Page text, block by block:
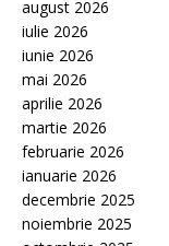
august 2026
iulie 2026
iunie 2026
mai 2026
aprilie 2026
martie 2026
februarie 2026
ianuarie 2026
decembrie 2025
noiembrie 2025